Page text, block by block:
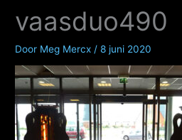
vaasduo490
Door Meg Mercx /8 juni 2020